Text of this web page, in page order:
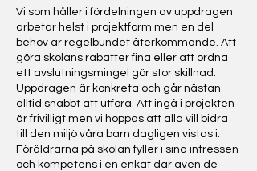
Vi som håller i fördelningen av uppdragen
arbetar helst i projektform men en del
behov är regelbundet återkommande. Att
göra skolans rabatter fina eller att ordna
ett avslutningsmingel gör stor skillnad.
Uppdragen är konkreta och går nästan
alltid snabbt att utföra. Att ingå i projekten
är frivilligt men vi hoppas att alla vill bidra
till den miljö våra barn dagligen vistas i.
Föräldrarna på skolan fyller i sina intressen
och kompetens i en enkät där även de